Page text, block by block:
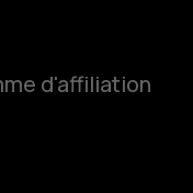
d'affiliation